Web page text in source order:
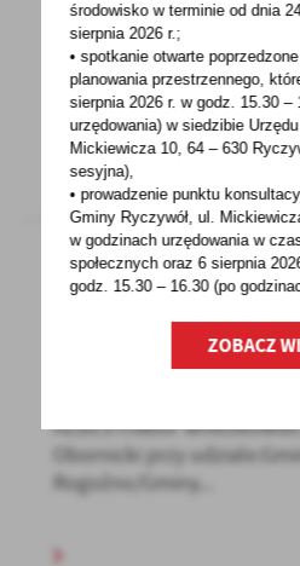
UWAGA! Gmina Ryczywół
odpowiedzialności za
węgla dostarczonego...
Program usuwania
AZBESTnabór
Obornicki przy
Rogoźno/Gminy...
środowisko w terminie od dnia
sierpnia 2026 r.;
• spotkanie otwarte
planowania przestrzennego,
sierpnia 2026 r.w godz. 15.30 –
urzędowania) w siedzibie
Mickiewicza 10, 64 – 630
sesyjna),
• prowadzenie punktu
Gminy Ryczywół, ul.
w godzinachurzędowania w
społecznych oraz 6 sierpnia
godz. 15.30 – 16.30 (po
ZOBACZ